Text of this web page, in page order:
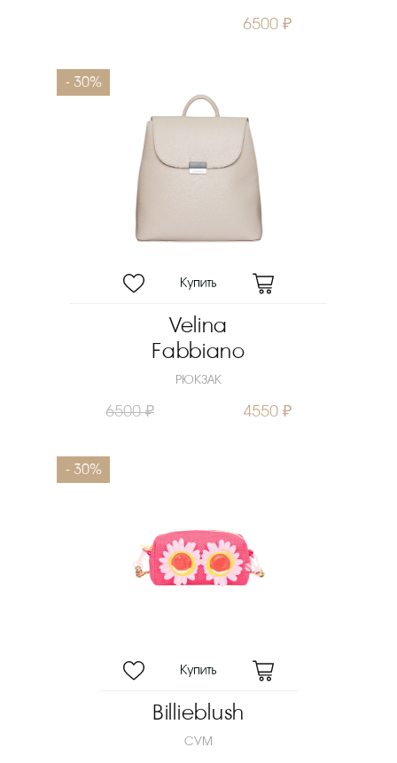
6500 ₽
- 30%
Velina
Fabbiano
РЮКЗАК
6500 ₽ 4550 ₽
- 30%
Billieblush
СУМ